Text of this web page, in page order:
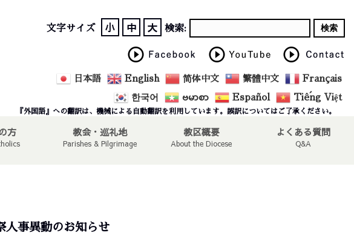
文字サイズ 小 中 大 検索:
日本語 English 简体中文 繁體中文 Français
한국어 ဗမာစာ Español Tiếng Việt
『外国語』への翻訳は、機械による自動翻訳を利用しています。誤訳についてはご了承ください。
方 教会・巡礼地
Parishes & Pilgrimage
教区概要
About the Diocese
よくある質問
Q&A
事異動のお知らせ